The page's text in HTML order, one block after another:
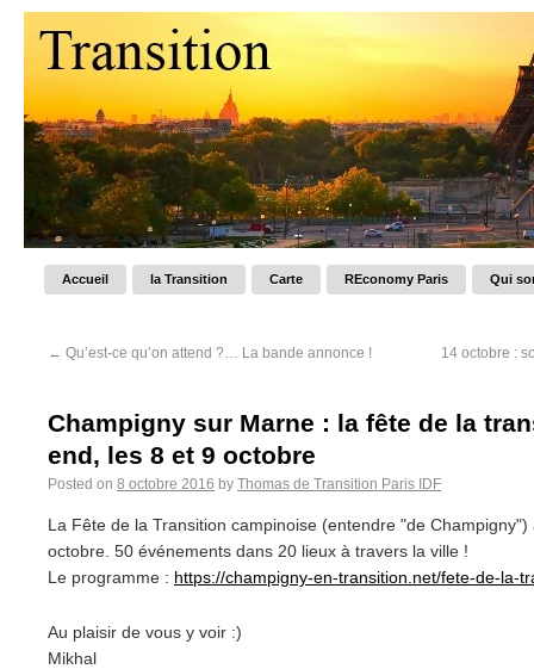
Accueil la Transition Carte REconomy Paris Qui
← Qu’est-ce qu’on attend ?… La bande annonce ! 14 octobre :
Champigny sur Marne : la fête de la
end, les 8 et 9 octobre
Posted on 8 octobre 2016 by Thomas de Transition Paris IDF
La Fête de la Transition campinoise (entendre "de
octobre. 50 événements dans 20 lieux à travers la ville !
Le programme : https://champigny-en-transition.net/fete-de-la-
Au plaisir de vous y voir :)
Mikhal